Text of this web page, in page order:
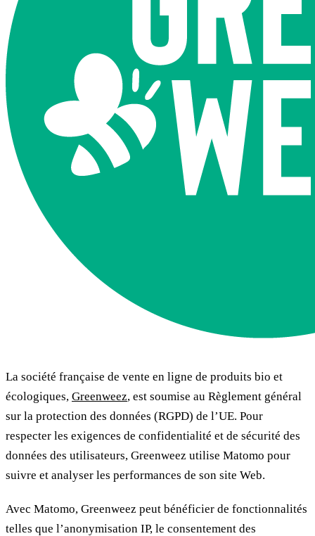
La société française de vente en ligne de produits bio et
écologiques, Greenweez, est soumise au Règlement général
sur la protection des données (RGPD) de l’UE. Pour
respecter les exigences de confidentialité et de sécurité des
données des utilisateurs, Greenweez utilise Matomo pour
suivre et analyser les performances de son site Web.
Avec Matomo, Greenweez peut bénéficier de fonctionnalités
telles que l’anonymisation IP, le consentement des